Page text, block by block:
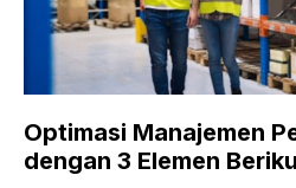
Optimasi Manajemen
dengan 3 Elemen